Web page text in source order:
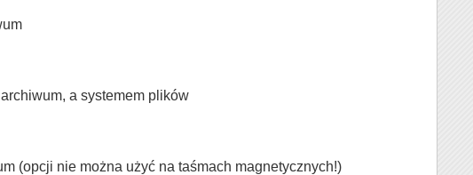
a systemem plików
(opcji nie można użyć na taśmach magnetycznych!)